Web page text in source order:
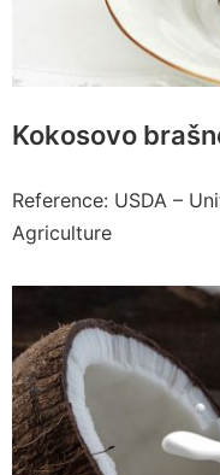
Kokosovo
Reference: USDA –
Agriculture